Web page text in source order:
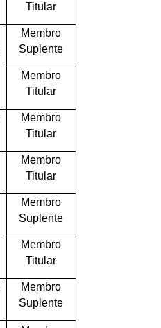
Titular
Membro
Suplente
Membro
Titular
Membro
Titular
Membro
Titular
Membro
Suplente
Membro
Titular
Membro
Suplente